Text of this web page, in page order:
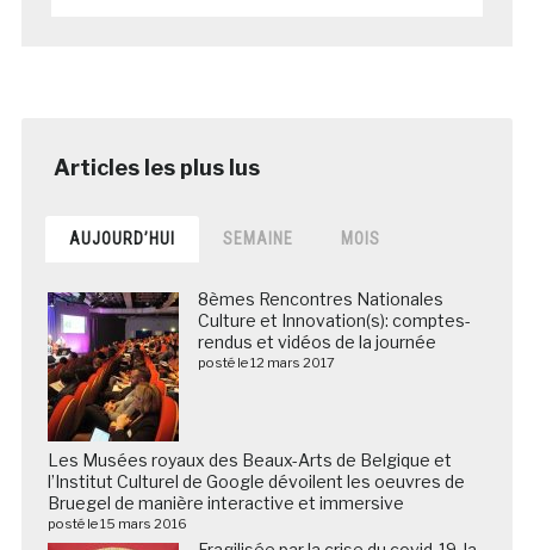
AUJOURD’HUI SEMAINE MOIS
8èmes Rencontres Nationales
Culture et Innovation(s): comptes-
rendus et vidéos de la journée
posté le 12 mars 2017
Les Musées royaux des Beaux-Arts de Belgique et
l’Institut Culturel de Google dévoilent les oeuvres de
Bruegel de manière interactive et immersive
posté le 15 mars 2016